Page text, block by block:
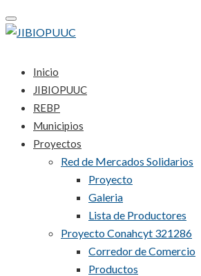
Toggle
navigation
Inicio
JIBIOPUUC
REBP
Municipios
Proyectos
Red de Mercados Solidarios
Proyecto
Galeria
Lista de Productores
Proyecto Conahcyt 321286
Corredor de Comercio
Productos